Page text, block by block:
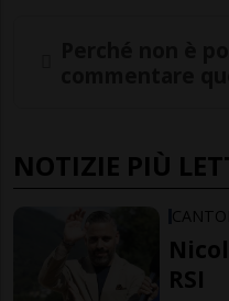
NOTIZIE PIÙ
RSI